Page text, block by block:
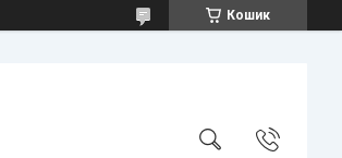
Кошик